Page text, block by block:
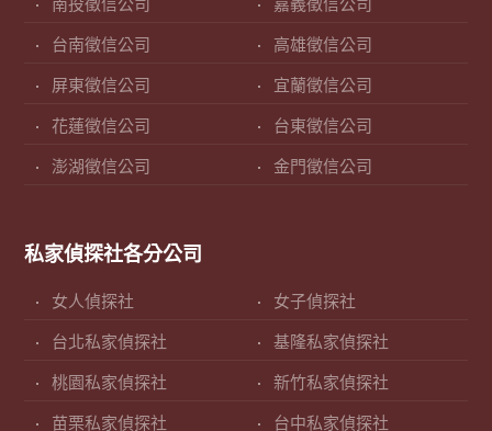
南投徵信公司 嘉義徵信公司
台南徵信公司 高雄徵信公司
屏東徵信公司 宜蘭徵信公司
花蓮徵信公司 台東徵信公司
澎湖徵信公司 金門徵信公司
私家偵探社各分公司
女人偵探社 女子偵探社
台北私家偵探社 基隆私家偵探社
桃園私家偵探社 新竹私家偵探社
苗栗私家偵探社 台中私家偵探社